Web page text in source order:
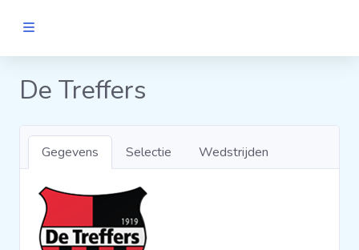
Wedstrijden
Statistieken
De Treffers
Gegevens Selectie Wedstrijden